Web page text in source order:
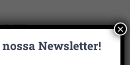
Newsletter!
×